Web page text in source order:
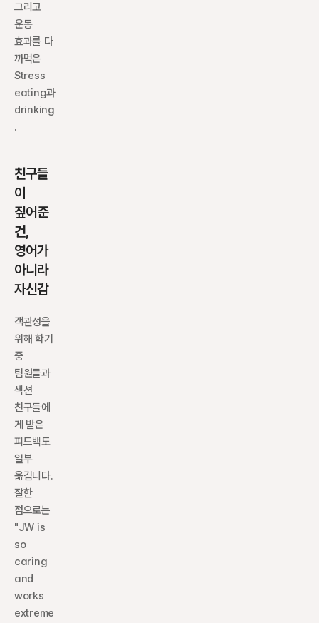
그리고
운동
효과를 다
까먹은
Stress
eating과
drinking
.
친구들
이
짚어준
건,
영어가
아니라
자신감
객관성을
위해 학기
중
팀원들과
섹션
친구들에
게 받은
피드백도
일부
옮깁니다.
잘한
점으로는
"JW is
so
caring
and
works
extreme